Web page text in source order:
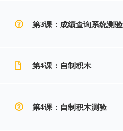
第3课：成绩查询系统测验
第4课：自制积木
第4课：自制积木测验